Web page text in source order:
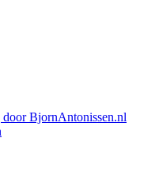
BjornAntonissen.nl